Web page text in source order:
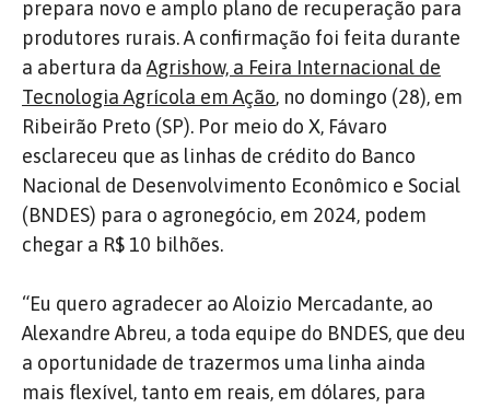
prepara novo e amplo plano de recuperação para
produtores rurais. A confirmação foi feita durante
a abertura da Agrishow, a Feira Internacional de
Tecnologia Agrícola em Ação, no domingo (28), em
Ribeirão Preto (SP). Por meio do X, Fávaro
esclareceu que as linhas de crédito do Banco
Nacional de Desenvolvimento Econômico e Social
(BNDES) para o agronegócio, em 2024, podem
chegar a R$ 10 bilhões.
“Eu quero agradecer ao Aloizio Mercadante, ao
Alexandre Abreu, a toda equipe do BNDES, que deu
a oportunidade de trazermos uma linha ainda
mais flexível, tanto em reais, em dólares, para